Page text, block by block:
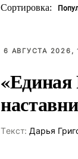
Сортировка:
6 АВГУСТА 2026,
Tекст: Дарья